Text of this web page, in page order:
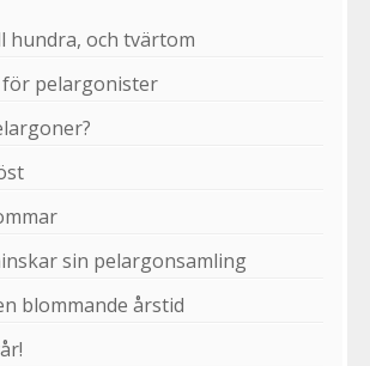
hundra, och tvärtom
för pelargonister
sin pelargonsamling
blommande årstid